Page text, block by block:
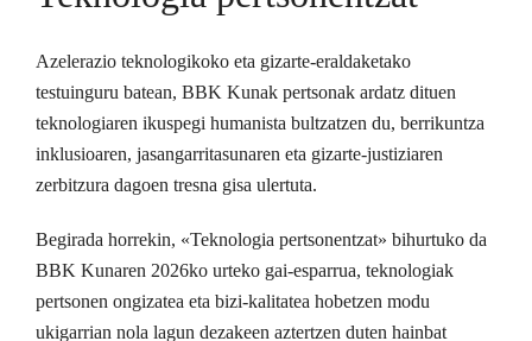
Azelerazio teknologikoko eta gizarte-eraldaketako
testuinguru batean, BBK Kunak pertsonak ardatz dituen
teknologiaren ikuspegi humanista bultzatzen du, berrikuntza
inklusioaren, jasangarritasunaren eta gizarte-justiziaren
zerbitzura dagoen tresna gisa ulertuta.
Begirada horrekin, «Teknologia pertsonentzat» bihurtuko da
BBK Kunaren 2026ko urteko gai-esparrua, teknologiak
pertsonen ongizatea eta bizi-kalitatea hobetzen modu
ukigarrian nola lagun dezakeen aztertzen duten hainbat